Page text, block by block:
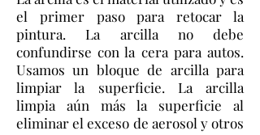
el primer paso para retocar la
pintura. La arcilla no debe
confundirse con la cera para autos.
Usamos un bloque de arcilla para
limpiar la superficie. La arcilla
limpia aún más la superficie al
eliminar el exceso de aerosol y otros